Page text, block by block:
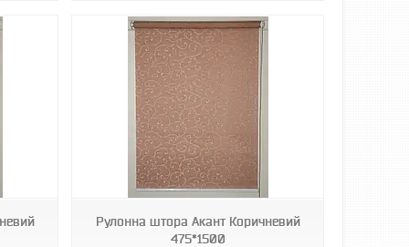
Рулонна штора Акант Коричневий
475*1500